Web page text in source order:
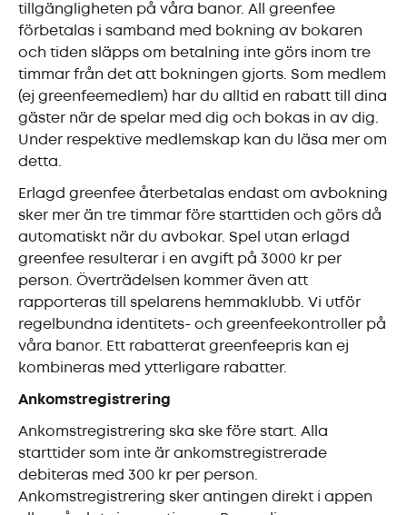
tillgängligheten på våra banor. All greenfee
förbetalas i samband med bokning av bokaren
och tiden släpps om betalning inte görs inom tre
timmar från det att bokningen gjorts. Som medlem
(ej greenfeemedlem) har du alltid en rabatt till dina
gäster när de spelar med dig och bokas in av dig.
Under respektive medlemskap kan du läsa mer om
detta.
Erlagd greenfee återbetalas endast om avbokning
sker mer än tre timmar före starttiden och görs då
automatiskt när du avbokar. Spel utan erlagd
greenfee resulterar i en avgift på 3000 kr per
person. Överträdelsen kommer även att
rapporteras till spelarens hemmaklubb. Vi utför
regelbundna identitets- och greenfeekontroller på
våra banor. Ett rabatterat greenfeepris kan ej
kombineras med ytterligare rabatter.
Ankomstregistrering
Ankomstregistrering ska ske före start. Alla
starttider som inte är ankomstregistrerade
debiteras med 300 kr per person.
Ankomstregistrering sker antingen direkt i appen